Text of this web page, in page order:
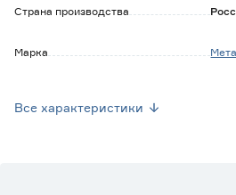
Страна производства
Марка
Все характеристики